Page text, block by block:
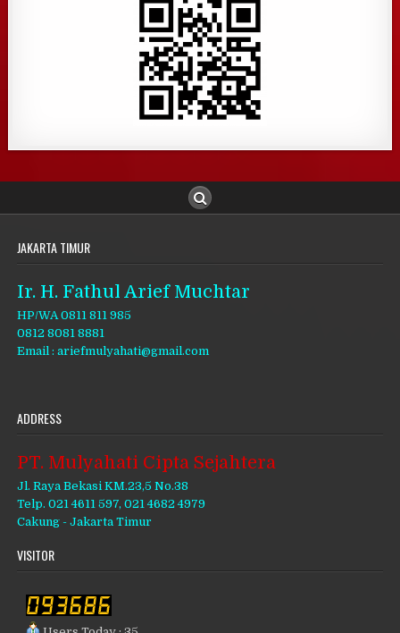
JAKARTA TIMUR
Ir. H. Fathul Arief Muchtar
HP/WA 0811 811 985
0812 8081 8881
Email : ariefmulyahati@gmail.com
ADDRESS
PT. Mulyahati Cipta Sejahtera
Jl. Raya Bekasi KM.23,5 No.38
Telp. 021 4611 597, 021 4682 4979
Cakung - Jakarta Timur
VISITOR